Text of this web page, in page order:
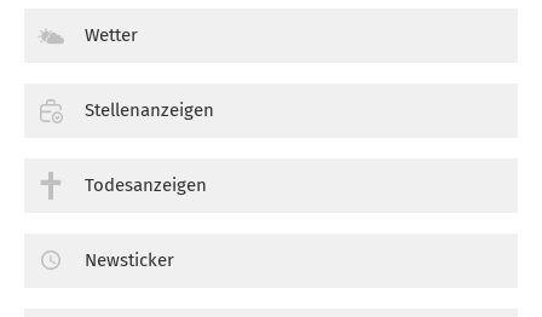
Wetter
Stellenanzeigen
Todesanzeigen
Newsticker